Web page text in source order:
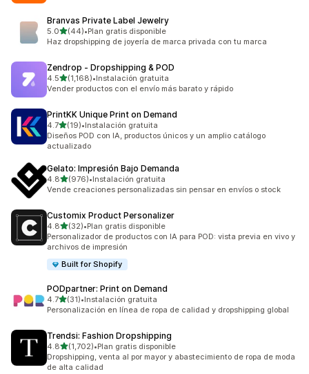
Branvas Private Label Jewelry
5.0de 5 estrellas
(44)
44 reseñas en total
•Plan gratis disponible
Haz dropshipping de joyería de marca privada con tu marca
Zendrop ‑ Dropshipping & POD
4.5de 5 estrellas
(1,168)
1168 reseñas en total
•Instalación gratuita
Vender productos con el envío más barato y rápido
PrintKK Unique Print on Demand
4.7de 5 estrellas
(19)
19 reseñas en total
•Instalación gratuita
Diseños POD con IA, productos únicos y un amplio catálogo
actualizado
Gelato: Impresión Bajo Demanda
4.8de 5 estrellas
(976)
976 reseñas en total
•Instalación gratuita
Vende creaciones personalizadas sin pensar en envíos o stock
Customix Product Personalizer
4.8de 5 estrellas
(32)
32 reseñas en total
•Plan gratis disponible
Personalizador de productos con IA para POD: vista previa en vivo y
archivos de impresión
Built for Shopify
PODpartner: Print on Demand
4.7de 5 estrellas
(31)
31 reseñas en total
•Instalación gratuita
Personalización en línea de ropa de calidad y dropshipping global
Trendsi: Fashion Dropshipping
4.8de 5 estrellas
(1,702)
1702 reseñas en total
•Plan gratis disponible
Dropshipping, venta al por mayor y abastecimiento de ropa de moda
de alta calidad